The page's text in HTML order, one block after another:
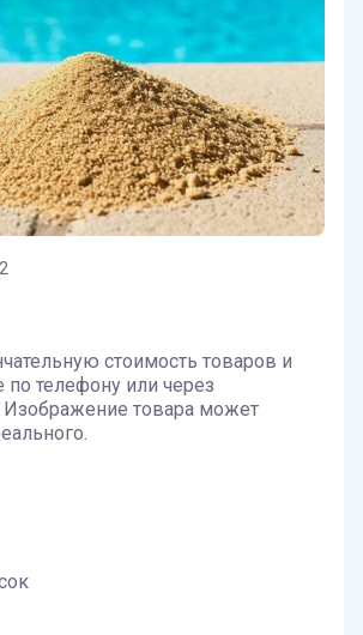
стоимость товаров и
по телефону или через
товара может